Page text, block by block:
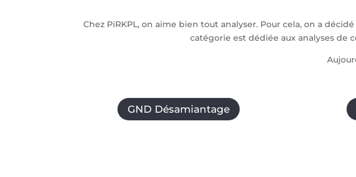
Chez PiRKPL, on aime bien tout analyser. Pour cela, on a
catégorie est dédiée aux analyses de
GND Désamiantage